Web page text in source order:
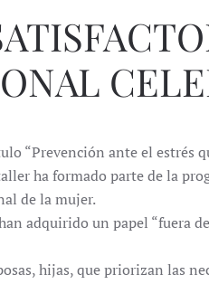
“Prevención ante el estrés
ha formado parte de la
de la mujer.
adquirido un papel “fuera
hijas, que priorizan las